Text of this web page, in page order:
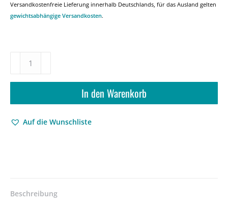
Versandkostenfreie Lieferung innerhalb Deutschlands, für das Ausland gelten
gewichtsabhängige Versandkosten.
performative
Austins
sprachlicher
ISBN
In den Warenkorb
Auf die Wunschliste
Beschreibung